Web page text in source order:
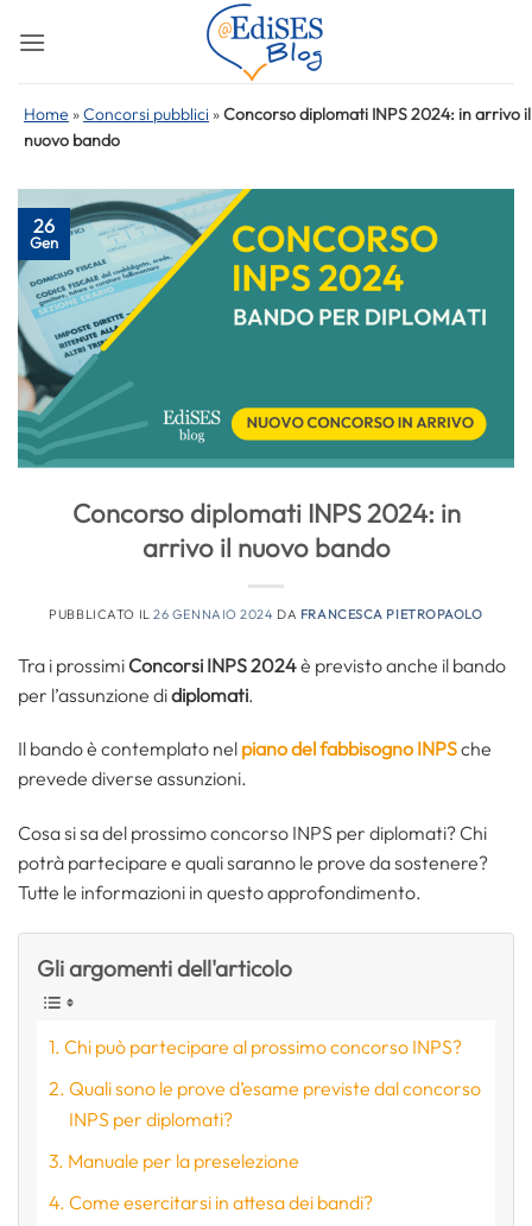
Home »Concorsi pubblici »Concorso diplomati INPS 2024: in arrivo il
nuovo bando
26
Gen
Concorso diplomati INPS 2024: in
arrivo il nuovo bando
PUBBLICATO IL26 GENNAIO 2024 DA FRANCESCA PIETROPAOLO
Tra i prossimi Concorsi INPS 2024è previsto anche il bando
per l’assunzione didiplomati.
Il bando è contemplato nel piano del fabbisogno INPSche
prevede diverse assunzioni.
Cosa si sa del prossimo concorso INPS per diplomati? Chi
potrà partecipare e quali saranno le prove da sostenere?
Tutte le informazioni in questo approfondimento.
Gli argomenti dell'articolo
Chi può partecipare al prossimo concorso INPS?
Quali sono le prove d’esame previste dal concorso
INPS per diplomati?
Manuale per la preselezione
Come esercitarsi in attesa dei bandi?